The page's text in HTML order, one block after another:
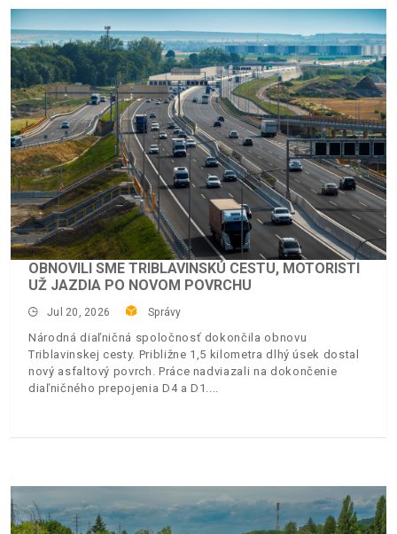
OBNOVILI SME TRIBLAVINSKÚ CESTU, MOTORISTI
UŽ JAZDIA PO NOVOM POVRCHU
Jul 20, 2026 Správy
Národná diaľničná spoločnosť dokončila obnovu
Triblavinskej cesty. Približne 1,5 kilometra dlhý úsek dostal
nový asfaltový povrch. Práce nadviazali na dokončenie
diaľničného prepojenia D4 a D1.